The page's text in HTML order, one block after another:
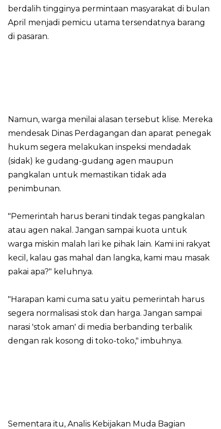
berdalih tingginya permintaan masyarakat di bulan
April menjadi pemicu utama tersendatnya barang
di pasaran.
Namun, warga menilai alasan tersebut klise. Mereka
mendesak Dinas Perdagangan dan aparat penegak
hukum segera melakukan inspeksi mendadak
(sidak) ke gudang-gudang agen maupun
pangkalan untuk memastikan tidak ada
penimbunan.
"Pemerintah harus berani tindak tegas pangkalan
atau agen nakal. Jangan sampai kuota untuk
warga miskin malah lari ke pihak lain. Kami ini rakyat
kecil, kalau gas mahal dan langka, kami mau masak
pakai apa?" keluhnya.
"Harapan kami cuma satu yaitu pemerintah harus
segera normalisasi stok dan harga. Jangan sampai
narasi 'stok aman' di media berbanding terbalik
dengan rak kosong di toko-toko," imbuhnya.
Sementara itu, Analis Kebijakan Muda Bagian